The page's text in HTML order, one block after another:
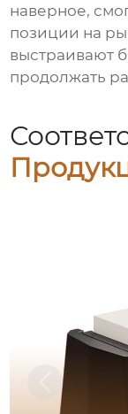
наверное,
позиции на
выстраивают
продолжать